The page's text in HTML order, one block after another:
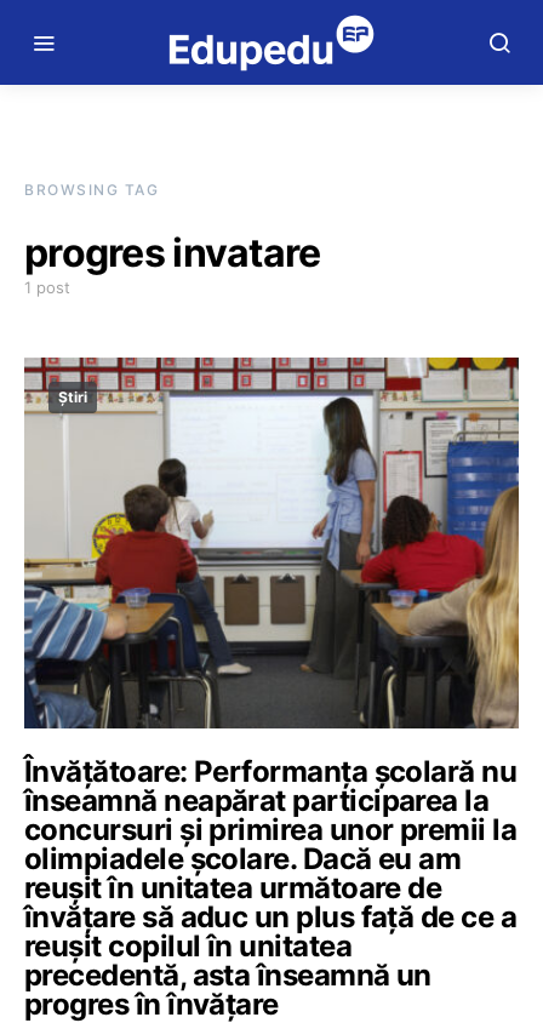
BROWSING TAG
progres invatare
1 post
Știri
Învățătoare: Performanța școlară nu
înseamnă neapărat participarea la
concursuri și primirea unor premii la
olimpiadele școlare. Dacă eu am
reușit în unitatea următoare de
învățare să aduc un plus față de ce a
reușit copilul în unitatea
precedentă, asta înseamnă un
progres în învățare